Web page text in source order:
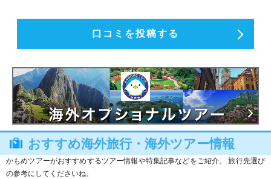
口コミを投稿する
おすすめ海外旅行・海外ツアー情報
かもめツアーがおすすめするツアー情報や特集記事などをご紹介。 旅行先選び
の参考にしてくださいね。